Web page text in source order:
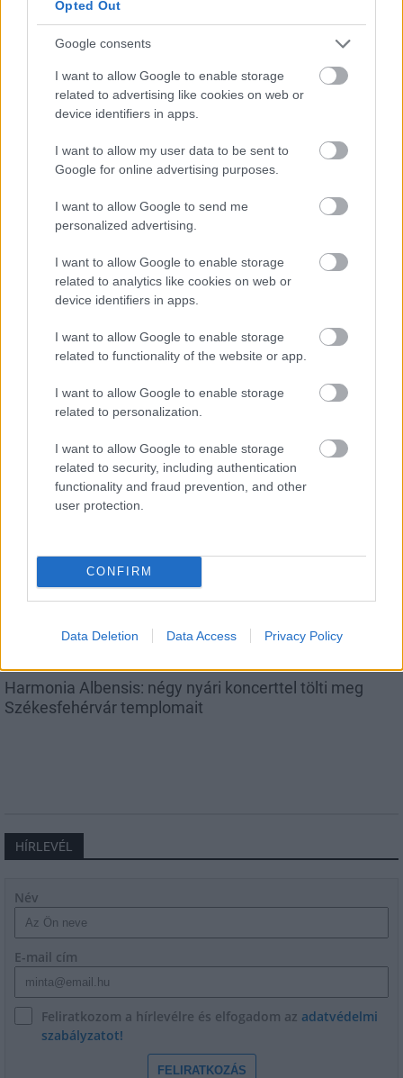
Opted Out
Google consents
I want to allow Google to enable storage
related to advertising like cookies on web or
device identifiers in apps.
I want to allow my user data to be sent to
Google for online advertising purposes.
I want to allow Google to send me
personalized advertising.
I want to allow Google to enable storage
related to analytics like cookies on web or
device identifiers in apps.
I want to allow Google to enable storage
related to functionality of the website or app.
I want to allow Google to enable storage
related to personalization.
I want to allow Google to enable storage
related to security, including authentication
functionality and fraud prevention, and other
user protection.
CONFIRM
Data Deletion Data Access Privacy Policy
Paks II.: Mit jelent az 5. blokk új mérföldköve a
felülvizsgálat árnyékában?
Fáklyafényben tárul fel Székesfehérvár történelmi
Harmonia Albensis: négy nyári koncerttel tölti meg
Székesfehérvár templomait
HÍRLEVÉL
Név
E-mail cím
Feliratkozom a hírlevélre és elfogadom az adatvédelmi
szabályzatot!
FELIRATKOZÁS